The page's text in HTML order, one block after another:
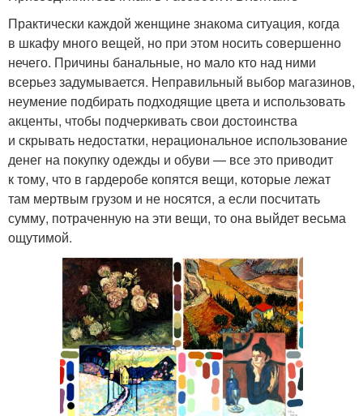
Практически каждой женщине знакома ситуация, когда
в шкафу много вещей, но при этом носить совершенно
нечего. Причины банальные, но мало кто над ними
всерьез задумывается. Неправильный выбор магазинов,
неумение подбирать подходящие цвета и использовать
акценты, чтобы подчеркивать свои достоинства
и скрывать недостатки, нерациональное использование
денег на покупку одежды и обуви — все это приводит
к тому, что в гардеробе копятся вещи, которые лежат
там мертвым грузом и не носятся, а если посчитать
сумму, потраченную на эти вещи, то она выйдет весьма
ощутимой.